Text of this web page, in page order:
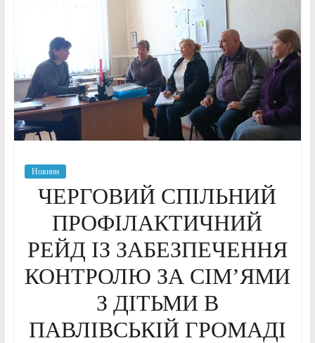
Новини
ЧЕРГОВИЙ СПІЛЬНИЙ
ПРОФІЛАКТИЧНИЙ
РЕЙД ІЗ ЗАБЕЗПЕЧЕННЯ
КОНТРОЛЮ ЗА СІМ’ЯМИ
З ДІТЬМИ В
ПАВЛІВСЬКІЙ ГРОМАДІ